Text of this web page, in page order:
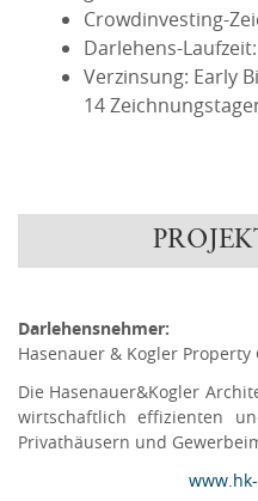
Crowdinvesting-
Darlehens-
Verzinsung: Early
14
Darlehensnehmer:
Hasenauer & Kogler Property
Die Hasenauer&Kogler
wirtschaftlich effizienten
Privathäusern und